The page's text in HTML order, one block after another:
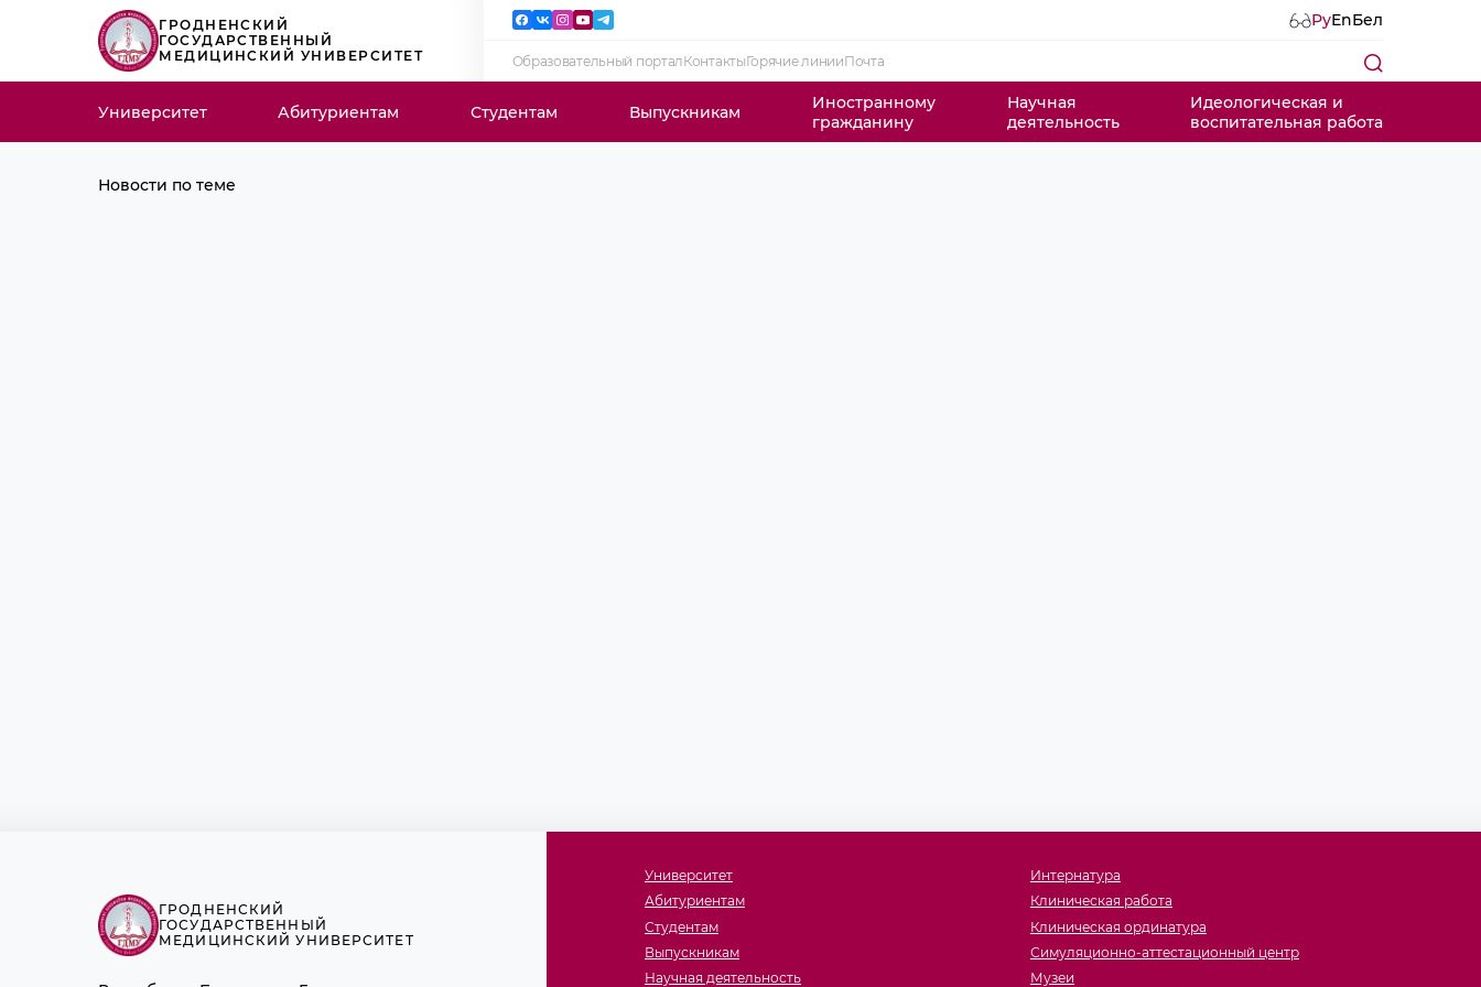
ГРОДНЕНСКИЙ
ГОСУДАРСТВЕННЫЙ
МЕДИЦИНСКИЙ УНИВЕРСИТЕТ
РуEnБел
Образовательный порталКонтактыГорячие линииПочта
Университет Абитуриентам Студентам Выпускникам
Иностранному
гражданину
Научная
деятельность
Идеологическая и
воспитательная работа
Новости по теме
ГРОДНЕНСКИЙ
ГОСУДАРСТВЕННЫЙ
МЕДИЦИНСКИЙ УНИВЕРСИТЕТ
Университет
Абитуриентам
Студентам
Выпускникам
Научная деятельность
Интернатура
Клиническая работа
Клиническая ординатура
Симуляционно-аттестационный центр
Музеи